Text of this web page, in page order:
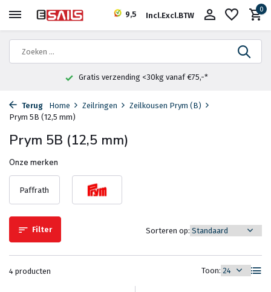
9,5 Incl.Excl.BTW
0
Gratis verzending <30kg vanaf €75,-*
Terug Home Zeilringen
Zeilkousen Prym (B)
Prym 5B (12,5 mm)
Prym 5B (12,5 mm)
Onze merken
Paffrath
Filter
4 producten Toon:
Sorteren op: